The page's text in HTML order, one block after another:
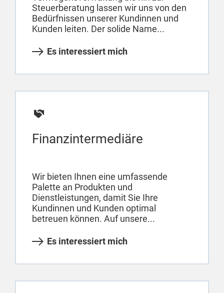
Steuerberatung lassen wir uns von den
Bedürfnissen unserer Kundinnen und
Kunden leiten. Der solide Name...
Es interessiert mich
Finanzintermediäre
Wir bieten Ihnen eine umfassende
Palette an Produkten und
Dienstleistungen, damit Sie Ihre
Kundinnen und Kunden optimal
betreuen können. Auf unsere...
Es interessiert mich